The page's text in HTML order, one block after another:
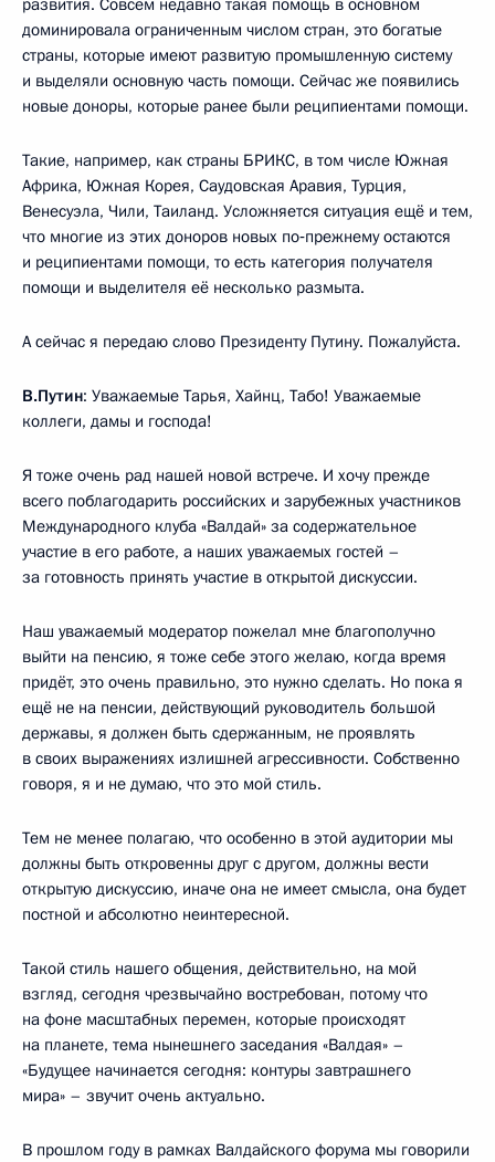
доминировала ограниченным числом стран, это богатые
страны, которые имеют развитую промышленную систему
и выделяли основную часть помощи. Сейчас же появились
новые доноры, которые ранее были реципиентами помощи.
Такие, например, как страны БРИКС, в том числе Южная
Африка, Южная Корея, Саудовская Аравия, Турция,
Венесуэла, Чили, Таиланд. Усложняется ситуация ещё и тем,
что многие из этих доноров новых по‑прежнему остаются
и реципиентами помощи, то есть категория получателя
помощи и выделителя её несколько размыта.
А сейчас я передаю слово Президенту Путину. Пожалуйста.
В.Путин: Уважаемые Тарья, Хайнц, Табо! Уважаемые
коллеги, дамы и господа!
Я тоже очень рад нашей новой встрече. И хочу прежде
всего поблагодарить российских и зарубежных участников
Международного клуба «Валдай» за содержательное
участие в его работе, а наших уважаемых гостей –
за готовность принять участие в открытой дискуссии.
Наш уважаемый модератор пожелал мне благополучно
выйти на пенсию, я тоже себе этого желаю, когда время
придёт, это очень правильно, это нужно сделать. Но пока я
ещё не на пенсии, действующий руководитель большой
державы, я должен быть сдержанным, не проявлять
в своих выражениях излишней агрессивности. Собственно
говоря, я и не думаю, что это мой стиль.
Тем не менее полагаю, что особенно в этой аудитории мы
должны быть откровенны друг с другом, должны вести
открытую дискуссию, иначе она не имеет смысла, она будет
постной и абсолютно неинтересной.
Такой стиль нашего общения, действительно, на мой
взгляд, сегодня чрезвычайно востребован, потому что
на фоне масштабных перемен, которые происходят
на планете, тема нынешнего заседания «Валдая» –
«Будущее начинается сегодня: контуры завтрашнего
мира» – звучит очень актуально.
В прошлом году в рамках Валдайского форума мы говорили